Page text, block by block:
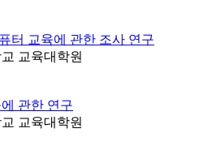
터 교육에 관한 조사 연구
교육대학원
관한 연구
교육대학원